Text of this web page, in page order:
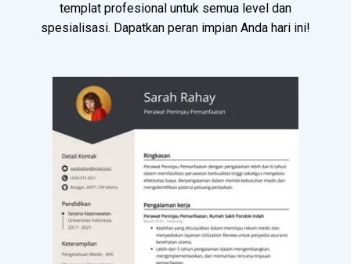
templat profesional untuk semua level dan
spesialisasi. Dapatkan peran impian Anda hari ini!